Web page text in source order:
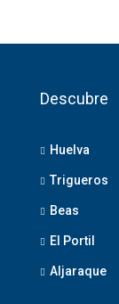
Descubre
Huelva
Trigueros
Beas
El Portil
Aljaraque